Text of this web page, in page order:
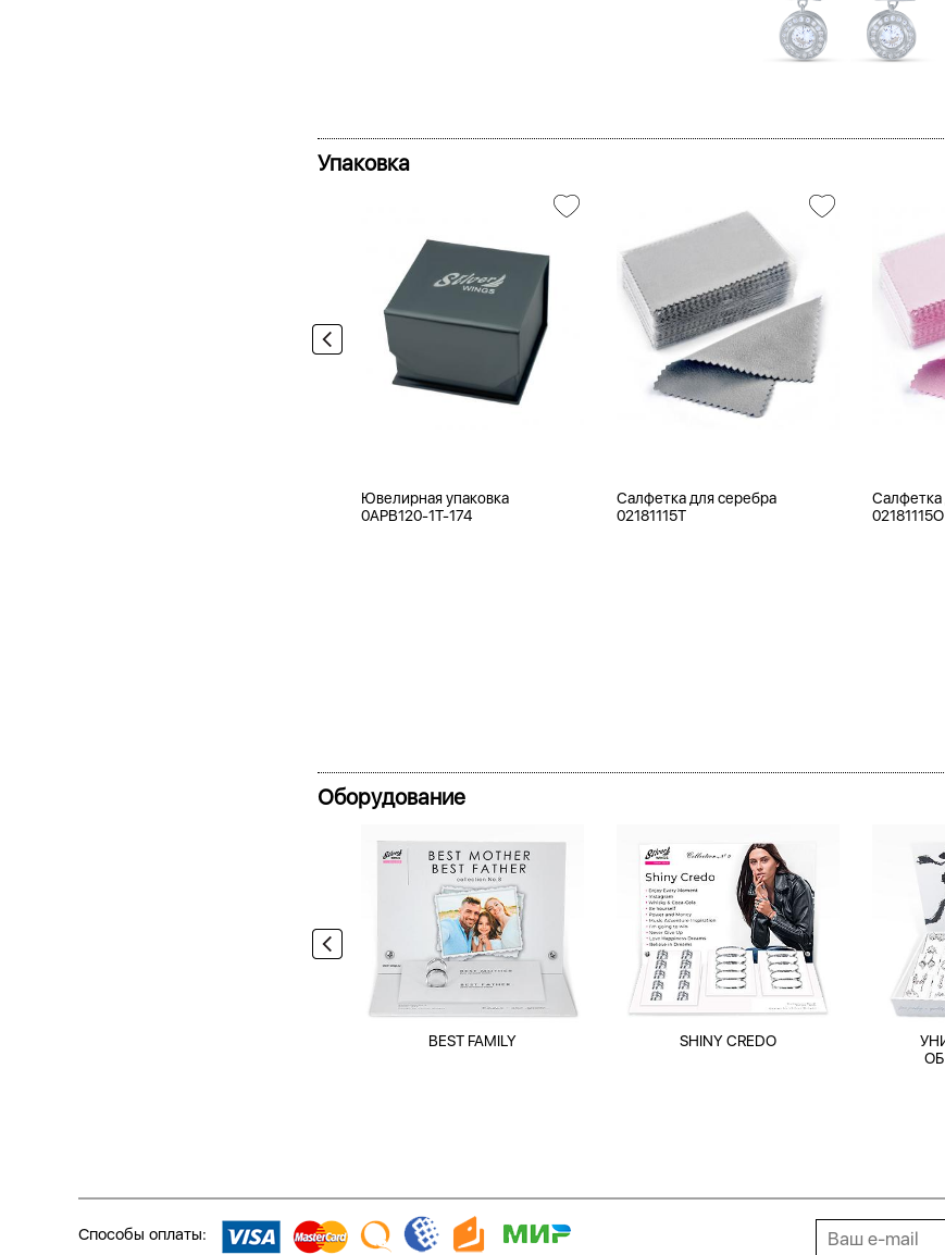
Упаковка
Ювелирная упаковка
0APB120-1T-174
Салфетка для серебра
02181115T
Салфетка
02181115O
Оборудование
BEST FAMILY SHINY CREDO
Способы оплаты: